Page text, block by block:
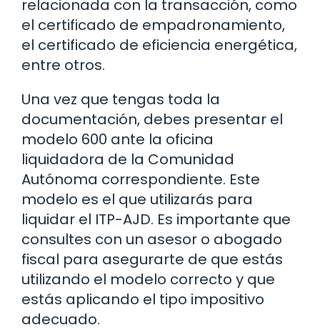
relacionada con la transacción, como
el certificado de empadronamiento,
el certificado de eficiencia energética,
entre otros.
Una vez que tengas toda la
documentación, debes presentar el
modelo 600 ante la oficina
liquidadora de la Comunidad
Autónoma correspondiente. Este
modelo es el que utilizarás para
liquidar el ITP-AJD. Es importante que
consultes con un asesor o abogado
fiscal para asegurarte de que estás
utilizando el modelo correcto y que
estás aplicando el tipo impositivo
adecuado.